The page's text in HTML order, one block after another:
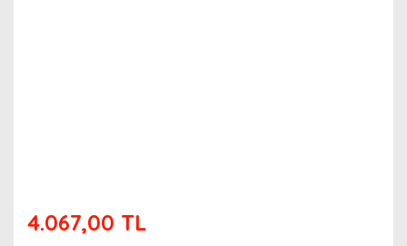
4.067,00 TL